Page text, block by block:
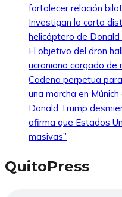
fortalecer relación
Investigan la corta
helicóptero de Donald
El objetivo del dron
ucraniano cargado de
Cadena perpetua
una marcha en
Donald Trump
afirma que Estados
masivas”
QuitoPress